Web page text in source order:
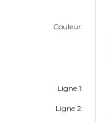
Couleur:
Ligne 1:
Ligne 2: